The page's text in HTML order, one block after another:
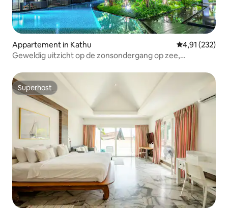
Appartement in Kathu Gemiddelde
4,91 (232)
Geweldig uitzicht op de zonsondergang op zee,
slaapkamer, één woonkamer, gezellige kamer + 24-uurs
beveiliging
Superhost
Superhost